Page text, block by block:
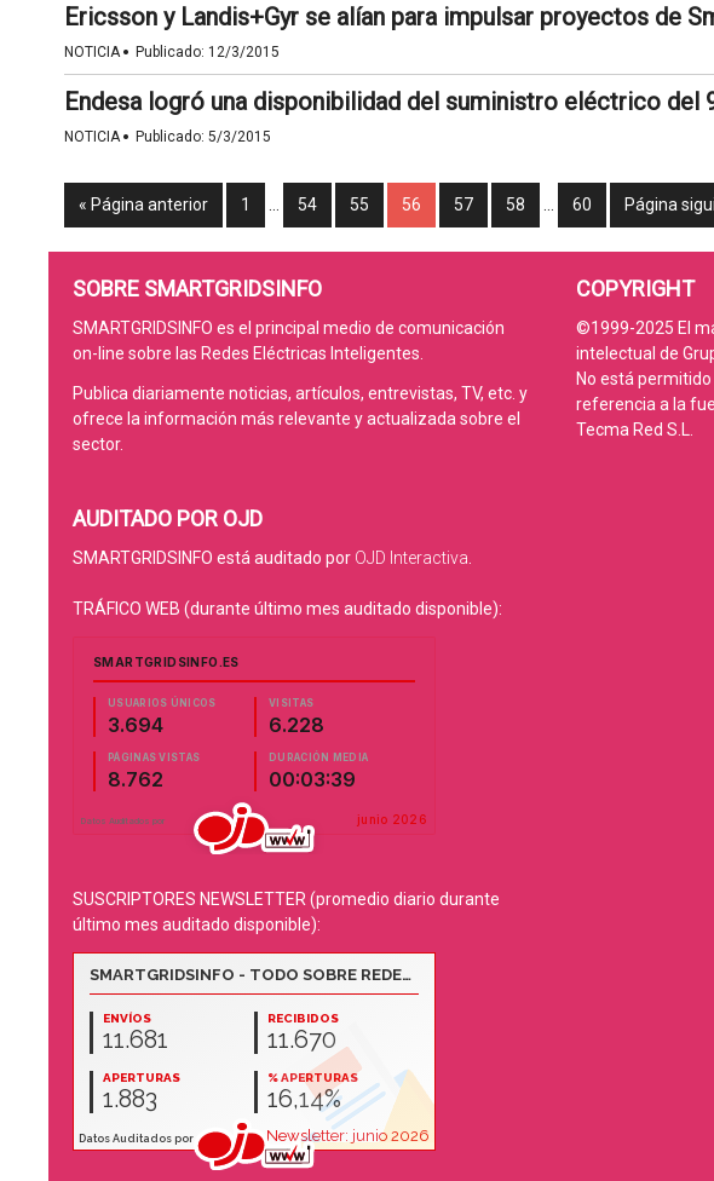
Ericsson y Landis+Gyr se alían para impulsar proyectos de
NOTICIA· Publicado: 12/3/2015
Endesa logró una disponibilidad del suministro eléctrico del
NOTICIA· Publicado: 5/3/2015
« Página anterior 1 54 55 56 57 58 60 Página
SOBRE SMARTGRIDSINFO
SMARTGRIDSINFO es el principal medio de comunicación
on-line sobre las Redes Eléctricas Inteligentes.
Publica diariamente noticias, artículos, entrevistas, TV, etc. y
ofrece la información más relevante y actualizada sobre el
sector.
AUDITADO POR OJD
SMARTGRIDSINFO está auditado por OJD Interactiva
TRÁFICO WEB (durante último mes auditado disponible):
SUSCRIPTORES NEWSLETTER (promedio diario durante
último mes auditado disponible):
COPYRIGHT
©1999-2025 El
intelectual de
No está
referencia a la
Tecma Red S.L.